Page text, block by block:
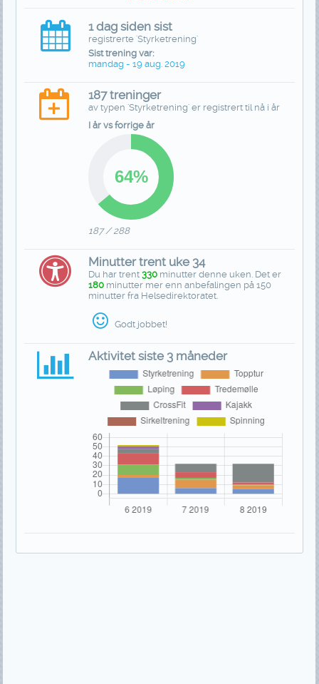
1 dag siden sist
registrerte 'Styrketrening'
Sist trening var:
mandag - 19 aug. 2019
187 treninger
av typen 'Styrketrening' er registrert til nå i år
I år vs forrige år
187 / 288
Minutter trent uke 34
Du har trent330 minutter denne uken. Det er
180 minutter mer enn anbefalingen på 150
minutter fra Helsedirektoratet.
Godt jobbet!
Aktivitet siste 3 måneder